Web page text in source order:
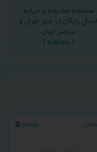
مشاهده محدوده و شرایط
ارسال رایگان در شهر تهران و
سراسر ایران
(مشاهده )